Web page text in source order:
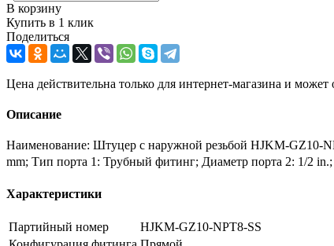
В корзину
Купить в 1 клик
Поделиться
Цена действительна только для интернет-магазина и
Описание
Наименование: Штуцер с наружной резьбой HJKM-GZ10-
mm; Тип порта 1: Трубный фитинг; Диаметр порта 2: 1/2
Характеристики
Партийный номер
HJKM-GZ10-NPT8-SS